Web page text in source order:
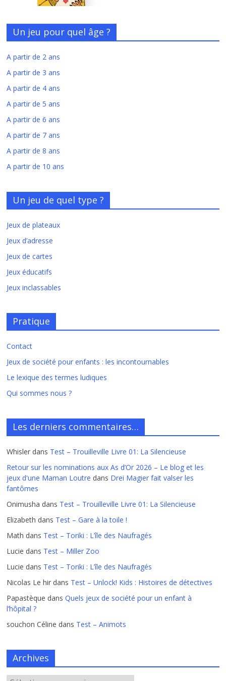
Un jeu pour quel âge ?
A partir de 2 ans
A partir de 3 ans
A partir de 4 ans
A partir de 5 ans
A partir de 6 ans
A partir de 7 ans
A partir de 8 ans
A partir de 10 ans
Un jeu de quel type ?
Jeux de plateaux
Jeux d’adresse
Jeux de cartes
Jeux éducatifs
Jeux inclassables
Pratique
Contact
Jeux de société pour enfants : les incontournables
Le lexique des termes ludiques
Qui sommes nous ?
Les derniers commentaires…
Whisler dans Test – Trouilleville Livre 01: La Silencieuse
Retour sur les nominations aux As d’Or 2026 – Le blog et les
jeux d'une Maman Loutre dans Drei Magier fait valser les
fantômes
Onimusha dans Test – Trouilleville Livre 01: La Silencieuse
Elizabeth dans Test – Gare à la toile !
Math dans Test – Toriki : L’île des Naufragés
Lucie dans Test – Miller Zoo
Lucie dans Test – Toriki : L’île des Naufragés
Nicolas Le hir dans Test – Unlock! Kids : Histoires de détectives
Papastèque dansQuels jeux de société pour un enfant à
l’hôpital ?
souchon Céline dans Test – Animots
Archives